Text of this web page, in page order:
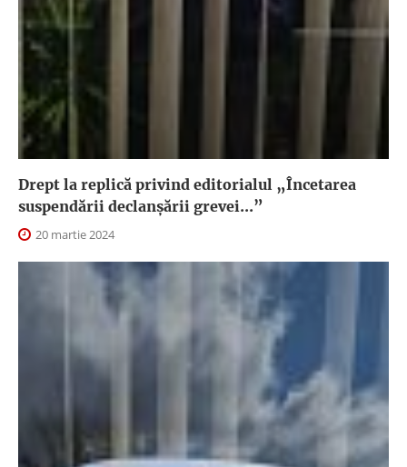
Drept la replică privind editorialul „Încetarea
suspendării declanşării grevei...”
20 martie 2024